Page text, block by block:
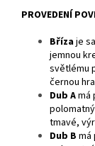
PROVEDENÍ
Břízaje
jemnou
světlému
černou
Dub Amá
tmavé,
Dub B má